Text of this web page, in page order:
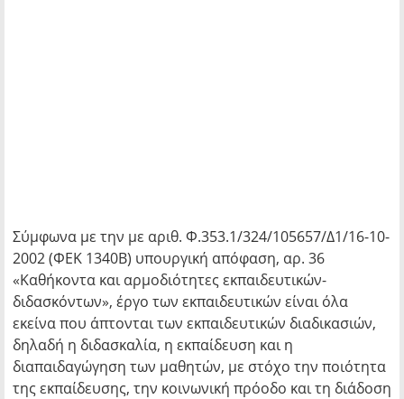
Σύμφωνα με την με αριθ. Φ.353.1/324/105657/Δ1/16-10-
2002 (ΦΕΚ 1340Β) υπουργική απόφαση, αρ. 36
«Καθήκοντα και αρμοδιότητες εκπαιδευτικών-
διδασκόντων», έργο των εκπαιδευτικών είναι όλα
εκείνα που άπτονται των εκπαιδευτικών διαδικασιών,
δηλαδή η διδασκαλία, η εκπαίδευση και η
διαπαιδαγώγηση των μαθητών, με στόχο την ποιότητα
της εκπαίδευσης, την κοινωνική πρόοδο και τη διάδοση